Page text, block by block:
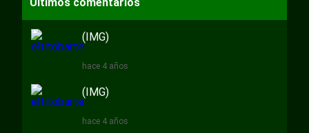
(IMG)
hace 4 años
(IMG)
hace 4 años